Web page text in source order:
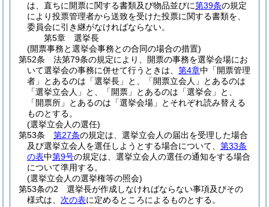
は、直ちに開票に関する書類及び物品並びに第39条の規定
により投票管理者から送致を受けた投票に関する書類を、
委員会に引き継がなければならない。
第5章
選挙長
(開票事務と選挙会事務との合同の場合の措置)
第52条
法第79条の規定により、開票の事務を選挙会場にお
いて選挙会の事務に併せて行うときは、 第4章中「開票管理
者」とあるのは「選挙長」と、「開票立会人」とあるのは
「選挙立会人」と、「開票」とあるのは「選挙会」と、
「開票所」とあるのは「選挙会場」とそれぞれ読み替える
ものとする。
(選挙立会人の選任)
第53条
第27条の規定は、選挙立会人の届出を受理した場合
及び選挙立会人を選任しようとする場合について、 第33条
の表中第9号の規定は、選挙立会人の選任の通知をする場合
について準用する。
(選挙立会人の選挙権等の照会)
第53条の2
選挙長が作成しなければならない事項及びその
様式は、 次の表に定めるところによるものとする。